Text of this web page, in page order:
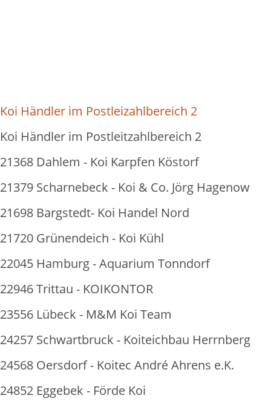
Koi Händler im Postleizahlbereich 2
Koi Händler im Postleitzahlbereich 2
21368 Dahlem - Koi Karpfen Köstorf
21379 Scharnebeck - Koi & Co. Jörg Hagenow
21698 Bargstedt- Koi Handel Nord
21720 Grünendeich - Koi Kühl
22045 Hamburg - Aquarium Tonndorf
22946 Trittau - KOIKONTOR
23556 Lübeck - M&M Koi Team
24257 Schwartbruck - Koiteichbau Herrnberg
24568 Oersdorf - Koitec André Ahrens e.K.
24852 Eggebek - Förde Koi